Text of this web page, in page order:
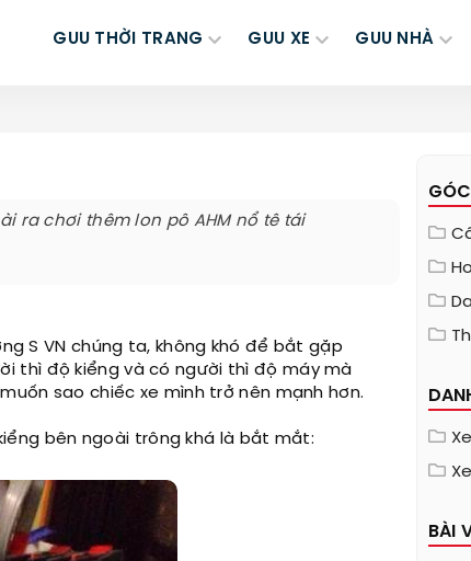
GUU THỜI TRANG GUU XE GUU NHÀ
ra chơi thêm lon pô AHM nổ tê tái
S VN chúng ta, không khó để bắt gặp
thì độ kiểng và có người thì độ máy mà
sao chiếc xe mình trở nên mạnh hơn.
bên ngoài trông khá là bắt mắt:
BÀI